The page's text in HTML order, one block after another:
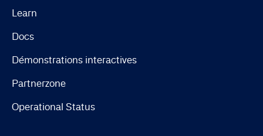
Learn
Docs
Démonstrations interactives
Partnerzone
Operational Status